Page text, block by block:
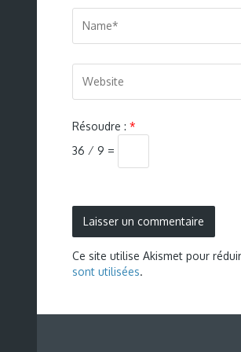
Résoudre : *
36 ⁄ 9 =
Ce site utilise Akismet pour
sont utilisées.